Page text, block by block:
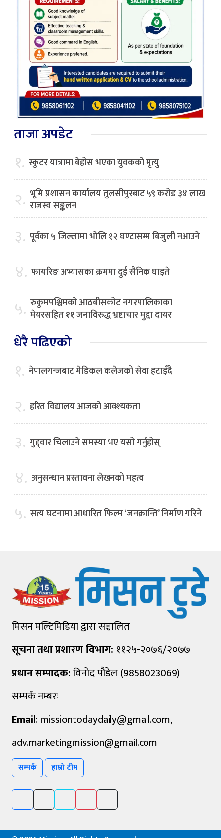
ताजा अपडेट
१. स्कुटर यात्रामा बेहोस भएका युवकको मृत्यु
२. भूमि प्रशासन कार्यालय तुलसीपुरबाट ५९ करोड ३४ लाख
राजस्व सङ्कलन
३. पूर्वका ५ जिल्लामा भाेलि १२ घण्टासम्म बिजुली नआउने
४. फायरिङ अभ्यासका क्रममा दुई सैनिक घाइते
५. रुकुमपश्चिमको आठबीसकोट नगरपालिकाका
मेयरसहित ११ जनाविरुद्ध भ्रष्टाचार मुद्दा दायर
धेरै पढिएको
१. नेपालगन्जबाट मेडिकल कलेजको सेवा हटाइँदै
२. हरित विद्यालय आजको आवश्यकता
३. गुद्द्वार चिलाउने समस्या भए यसो गर्नुहोस्
४. अनुसन्धान प्रस्तावना लेखनको महत्व
५. सत्य घटनामा आधारित फिल्म ‘जनक्रान्ति’ निर्माण गरिने
मिसन मल्टिमिडिया द्वारा सञ्चालित
सूचना तथा प्रशारण विभाग: ११२५-२०७६/२०७७
प्रधान सम्पादक:विनोद पौडेल (9858023069)
सम्पर्क नम्बरः
Email: missiontodaydaily@gmail.com,
adv.marketingmission@gmail.com
सम्पर्क हाम्रो टीम